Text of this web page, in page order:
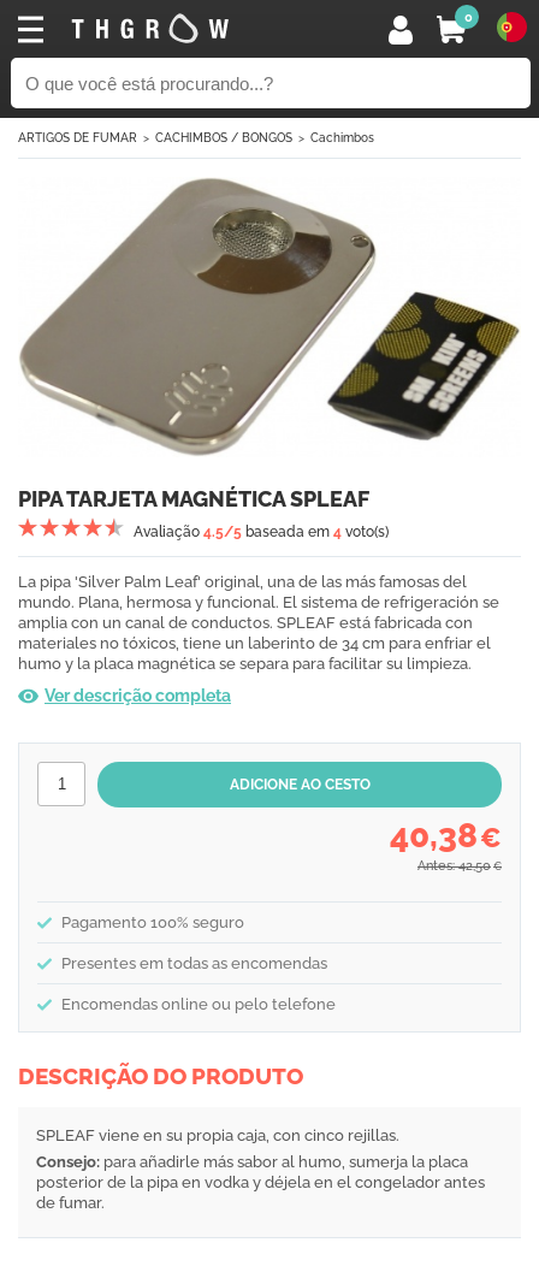
0
ARTIGOS DE FUMAR CACHIMBOS / BONGOS Cachimbos
PIPA TARJETA MAGNÉTICA SPLEAF
Avaliação 4.5/5 baseada em 4 voto(s)
La pipa 'Silver Palm Leaf' original, una de las más famosas del
mundo. Plana, hermosa y funcional. El sistema de refrigeración se
amplia con un canal de conductos. SPLEAF está fabricada con
materiales no tóxicos, tiene un laberinto de 34 cm para enfriar el
humo y la placa magnética se separa para facilitar su limpieza.
Ver descrição completa
40,38€
Antes: 42,50 €
Pagamento 100% seguro
Presentes em todas as encomendas
Encomendas online ou pelo telefone
DESCRIÇÃO DO PRODUTO
SPLEAF viene en su propia caja, con cinco rejillas.
Consejo: para añadirle más sabor al humo, sumerja la placa
posterior de la pipa en vodka y déjela en el congelador antes
de fumar.